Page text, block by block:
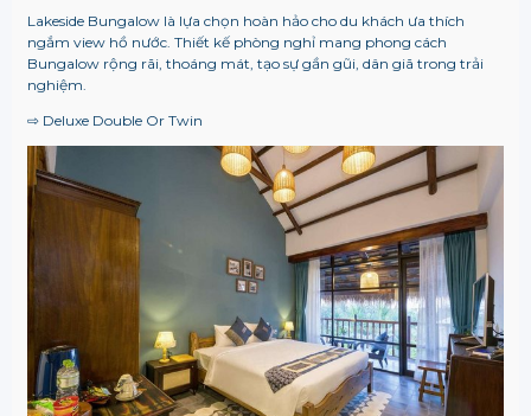
Lakeside Bungalow là lựa chọn hoàn hảo cho du khách ưa thích
ngắm view hồ nước. Thiết kế phòng nghỉ mang phong cách
Bungalow rộng rãi, thoáng mát, tạo sự gần gũi, dân giã trong trải
nghiệm.
⇨ Deluxe Double Or Twin